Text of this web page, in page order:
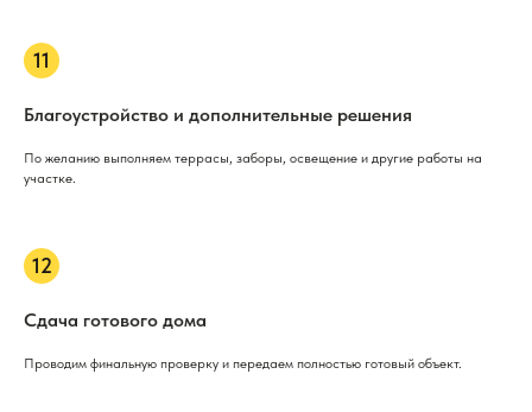
Благоустройство и дополнительные решения
По желанию выполняем террасы, заборы, освещение и другие работы на
участке.
Сдача готового дома
Проводим финальную проверку и передаем полностью готовый объект.